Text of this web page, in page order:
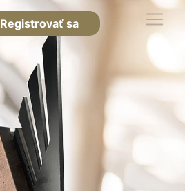
Registrovať sa